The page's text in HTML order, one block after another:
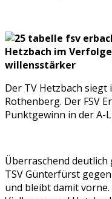
Hetzbach im
willensstärker
Der TV Hetzbach siegt
Rothenberg. Der FSV
Punktgewinn in der A-
Überraschend
TSV Günterfürst
und bleibt damit